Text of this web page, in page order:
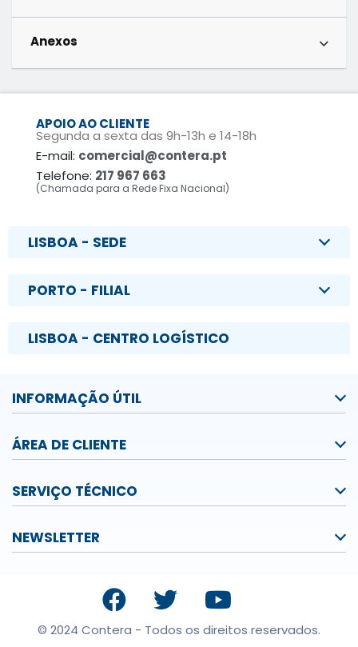
Anexos
APOIO AO CLIENTE
Segunda a sexta das 9h-13h e 14-18h
E-mail: comercial@contera.pt
Telefone: 217 967 663
(Chamada para a Rede Fixa Nacional)
LISBOA - SEDE
PORTO - FILIAL
LISBOA - CENTRO LOGÍSTICO
INFORMAÇÃO ÚTIL
ÁREA DE CLIENTE
SERVIÇO TÉCNICO
NEWSLETTER
© 2024 Contera - Todos os direitos reservados.